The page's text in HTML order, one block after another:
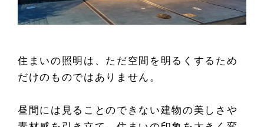
住まいの照明は、ただ空間を明るくするため
だけのものではありません。
昼間には見ることのできない建物の美しさや